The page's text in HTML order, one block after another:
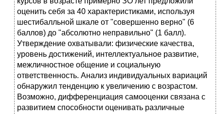
оценить себя за 40 характеристиками, используя
шестибалльной шкале от "совершенно верно" (6
баллов) до "абсолютно неправильно" (1 балл).
Утверждение охватывали: физические качества,
уровень достижений, интеллектуальное развитие,
межличностное общение и социальную
ответственность. Анализ индивидуальных вариаций
обнаружил тенденцию к увеличению с возрастом.
Возможно, дифференциация самооценки связана с
развитием способности оценивать различные